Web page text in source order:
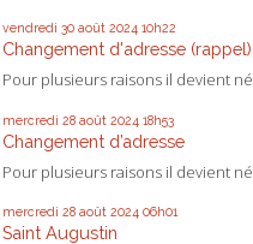
vendredi 30 août 2024 10h22
Changement d'adresse (rappel)
Pour plusieurs raisons il devient
mercredi 28 août 2024 18h53
Changement d’adresse
Pour plusieurs raisons il devient
mercredi 28 août 2024 06h01
Saint Augustin